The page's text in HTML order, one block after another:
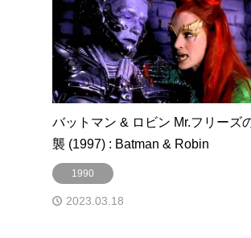
バットマン & ロビン Mr.フリーズ
襲 (1997) : Batman & Robin
1990
2023.03.18